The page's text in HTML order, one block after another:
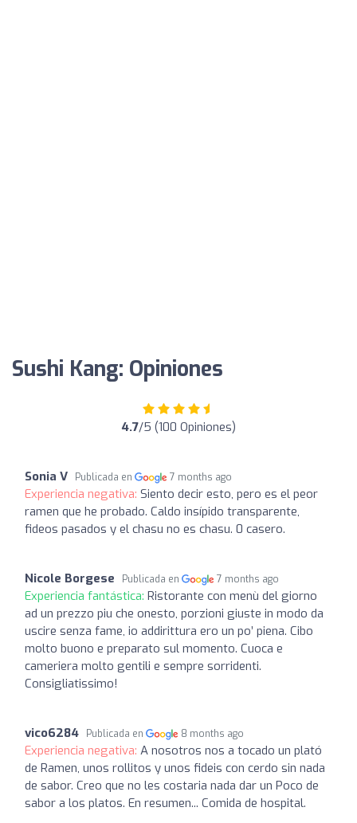
Sushi Kang: Opiniones
4.7/5 (100 Opiniones)
Sonia V Publicada en 7 months ago
Experiencia negativa: Siento decir esto, pero es el peor
ramen que he probado. Caldo insípido transparente,
fideos pasados y el chasu no es chasu. 0 casero.
Nicole Borgese Publicada en 7 months ago
Experiencia fantástica: Ristorante con menù del giorno
ad un prezzo piu che onesto, porzioni giuste in modo da
uscire senza fame, io addirittura ero un po’ piena. Cibo
molto buono e preparato sul momento. Cuoca e
cameriera molto gentili e sempre sorridenti.
Consigliatissimo!
vico6284 Publicada en 8 months ago
Experiencia negativa: A nosotros nos a tocado un plató
de Ramen, unos rollitos y unos fideis con cerdo sin nada
de sabor. Creo que no les costaria nada dar un Poco de
sabor a los platos. En resumen... Comida de hospital.